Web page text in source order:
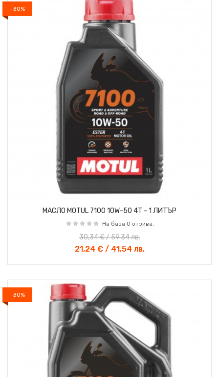
-30%
МАСЛО MOTUL 7100 10W-50 4T - 1 ЛИТЪР
На база 0 отзива.
21,24 € / 41.54 лв.
30,34 € / 59.34 лв.
-30%